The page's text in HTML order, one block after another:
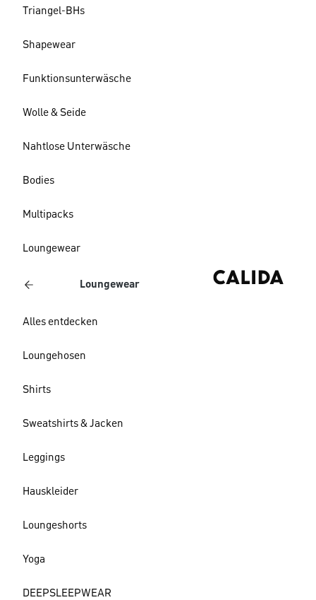
Triangel-BHs
Shapewear
Funktionsunterwäsche
Wolle & Seide
Nahtlose Unterwäsche
Bodies
Multipacks
Loungewear
Loungewear
Alles entdecken
Loungehosen
Shirts
Sweatshirts & Jacken
Leggings
Hauskleider
Loungeshorts
Yoga
DEEPSLEEPWEAR